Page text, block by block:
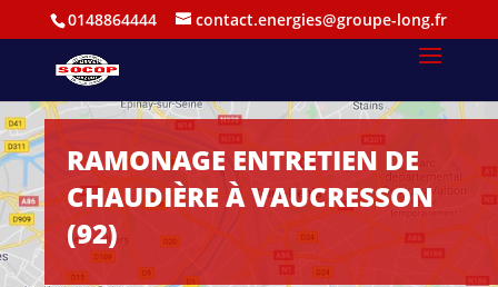
0148864444 contact.energies@groupe-long.fr
RAMONAGE ENTRETIEN DE
CHAUDIÈRE À VAUCRESSON
(92)